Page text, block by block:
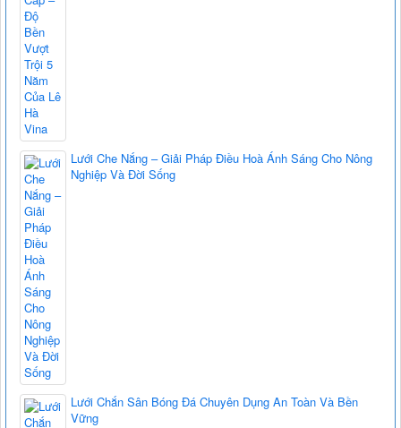
Lưới Che Nắng – Giải Pháp Điều Hoà Ánh Sáng Cho Nông
Nghiệp Và Đời Sống
Lưới Chắn Sân Bóng Đá Chuyên Dụng An Toàn Và Bền
Vững